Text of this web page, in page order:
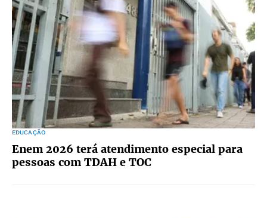
EDUCAÇÃO
Enem 2026 terá atendimento especial para
pessoas com TDAH e TOC